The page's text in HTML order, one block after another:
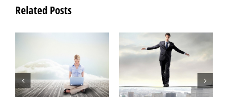
Related Posts